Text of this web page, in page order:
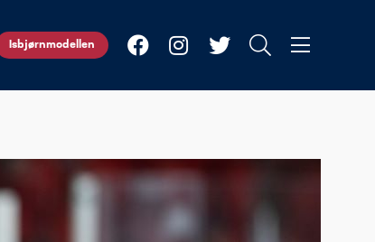
Isbjørnmodellen